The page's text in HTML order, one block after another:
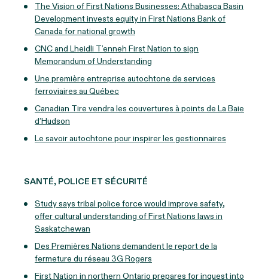
The Vision of First Nations Businesses: Athabasca Basin
Development invests equity in First Nations Bank of
Canada for national growth
CNC and Lheidli T’enneh First Nation to sign
Memorandum of Understanding
Une première entreprise autochtone de services
ferroviaires au Québec
Canadian Tire vendra les couvertures à points de La Baie
d’Hudson
Le savoir autochtone pour inspirer les gestionnaires
SANTÉ, POLICE ET SÉCURITÉ
Study says tribal police force would improve safety,
offer cultural understanding of First Nations laws in
Saskatchewan
Des Premières Nations demandent le report de la
fermeture du réseau 3G Rogers
First Nation in northern Ontario prepares for inquest into